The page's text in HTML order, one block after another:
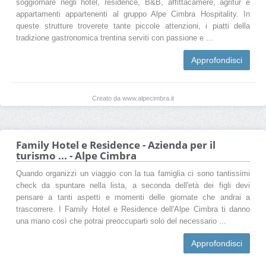
soggiornare negli hotel, residence, B&B, affittacamere, agritur e
appartamenti appartenenti al gruppo Alpe Cimbra Hospitality. In
queste strutture troverete tante piccole attenzioni, i piatti della
tradizione gastronomica trentina serviti con passione e ...
Approfondisci
Creato da www.alpecimbra.it
Family Hotel e Residence - Azienda per il
turismo ... - Alpe Cimbra
Quando organizzi un viaggio con la tua famiglia ci sono tantissimi
check da spuntare nella lista, a seconda dell'età dei figli devi
pensare a tanti aspetti e momenti delle giornate che andrai a
trascorrere. I Family Hotel e Residence dell'Alpe Cimbra ti danno
una mano così che potrai preoccuparti solo del necessario ...
Approfondisci